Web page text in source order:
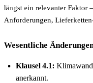
längst ein relevanter Faktor
Anforderungen,
Wesentliche
Klausel 4.1:
anerkannt.